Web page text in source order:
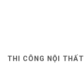
THI CÔNG NỘI THẤT